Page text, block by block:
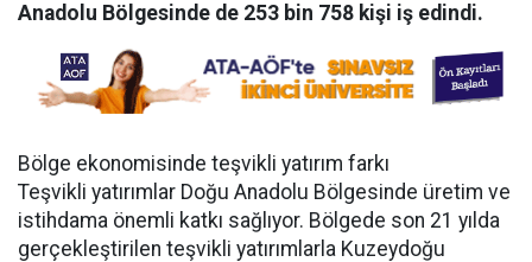
Anadolu Bölgesinde de 253 bin 758 kişi iş edindi.
Bölge ekonomisinde teşvikli yatırım farkı
Teşvikli yatırımlar Doğu Anadolu Bölgesinde üretim ve
istihdama önemli katkı sağlıyor. Bölgede son 21 yılda
gerçekleştirilen teşvikli yatırımlarla Kuzeydoğu